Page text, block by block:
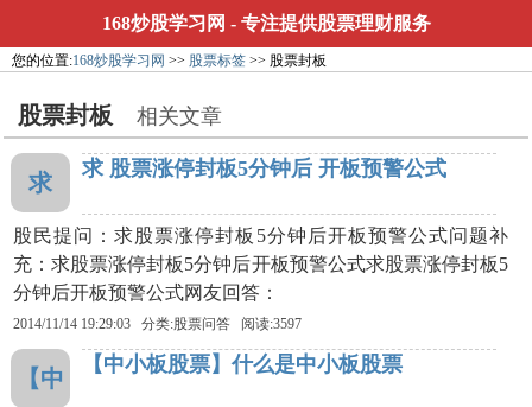
168炒股学习网 - 专注提供股票理财服务
您的位置:168炒股学习网 >> 股票标签 >> 股票封板
股票封板 相关文章
求
求 股票涨停封板5分钟后 开板预警公式
股民提问：求股票涨停封板5分钟后开板预警公式问题补
充：求股票涨停封板5分钟后开板预警公式求股票涨停封板5
分钟后开板预警公式网友回答：
2014/11/14 19:29:03 分类:股票问答 阅读:3597
【中
【中小板股票】什么是中小板股票